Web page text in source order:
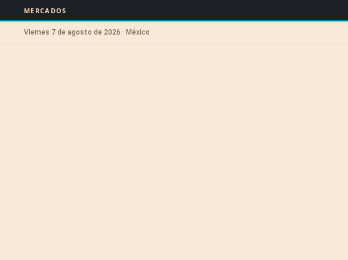
MERCADOS
Viernes 7 de agosto de 2026 · México